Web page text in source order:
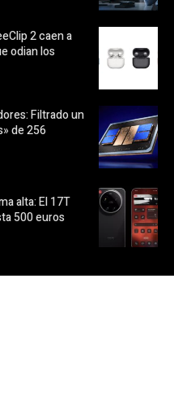
2 caen a
odian los
Filtrado un
de 256
alta: El 17T
500 euros